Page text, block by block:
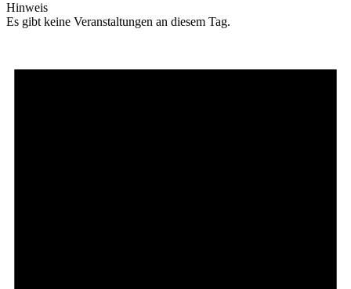
Hinweis
Es gibt keine Veranstaltungen an diesem Tag.